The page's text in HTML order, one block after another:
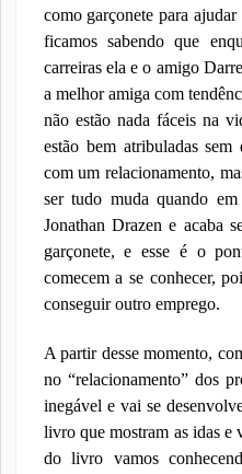
como garçonete para
ficamos sabendo que
carreiras ela e o amigo
a melhor amiga com
não estão nada fáceis na
estão bem atribuladas
com um relacionamento,
ser tudo muda quando
Jonathan Drazen e acaba
garçonete, e esse é o
comecem a se conhecer,
conseguir outro emprego.
A partir desse momento,
no “relacionamento” dos
inegável e vai se
livro que mostram as idas e
do livro vamos